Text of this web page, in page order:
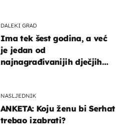
DALEKI GRAD
Ima tek šest godina, a već
je jedan od
najnagrađivanijih dječjih
NASLJEDNIK
ANKETA: Koju ženu bi Serhat
trebao izabrati?